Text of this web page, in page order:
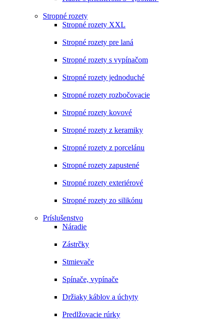
Stropné rozety
Stropné rozety XXL
Stropné rozety pre laná
Stropné rozety s vypínačom
Stropné rozety jednoduché
Stropné rozety rozbočovacie
Stropné rozety kovové
Stropné rozety z keramiky
Stropné rozety z porcelánu
Stropné rozety zapustené
Stropné rozety exteriérové
Stropné rozety zo silikónu
Príslušenstvo
Náradie
Zástrčky
Stmievače
Spínače, vypínače
Držiaky káblov a úchyty
Predlžovacie rúrky